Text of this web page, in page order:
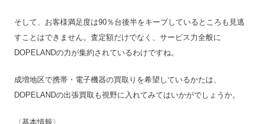
そして、お客様満足度は90％台後半をキープしているところも見逃
すことはできません。査定額だけでなく、サービス力全般に
DOPELANDの力が集約されているわけですね。
成増地区で携帯・電子機器の買取りを希望しているかたは、
DOPELANDの出張買取も視野に入れてみてはいかがでしょうか。
〈基本情報〉